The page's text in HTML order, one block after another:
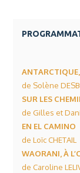
de Solène
SUR LES
de Gilles et
EN EL CAMINO
de Loïc CHETAIL
WAORANI, À
de Caroline